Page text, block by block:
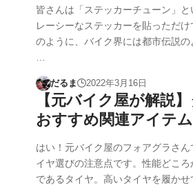
皆さんは「ステッカーチューン」
レーシーなステッカーを貼っただ
のように、バイク界には都市伝説の
だるま 2022年3月16日
【元バイク屋が解説
おすすめ関連アイテム
はい！元バイク屋のフォアグラさ
イヤ選びの注意点です。性能どこ
であるタイヤ。高いタイヤを履か